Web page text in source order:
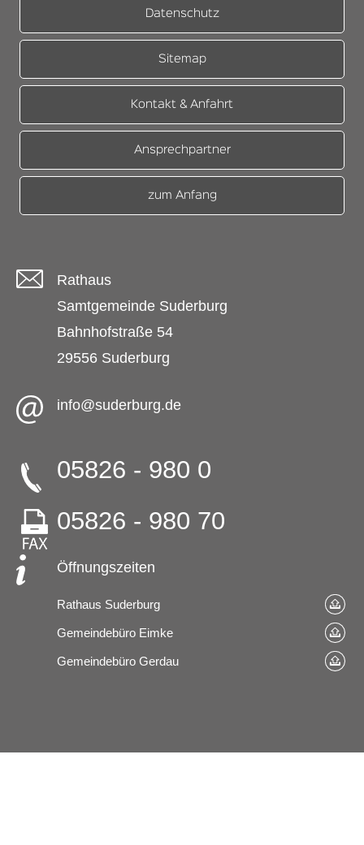
Datenschutz
Sitemap
Kontakt & Anfahrt
Ansprechpartner
zum Anfang
Rathaus
Samtgemeinde Suderburg
Bahnhofstraße 54
29556 Suderburg
info@suderburg.de
05826 - 980 0
05826 - 980 70
Öffnungszeiten
Rathaus Suderburg
Gemeindebüro Eimke
Gemeindebüro Gerdau